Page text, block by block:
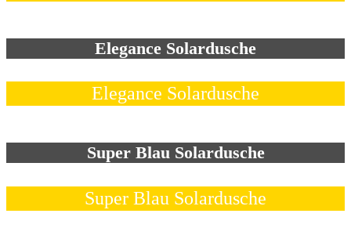
Elegance Solardusche
Elegance Solardusche
Super Blau Solardusche
Super Blau Solardusche